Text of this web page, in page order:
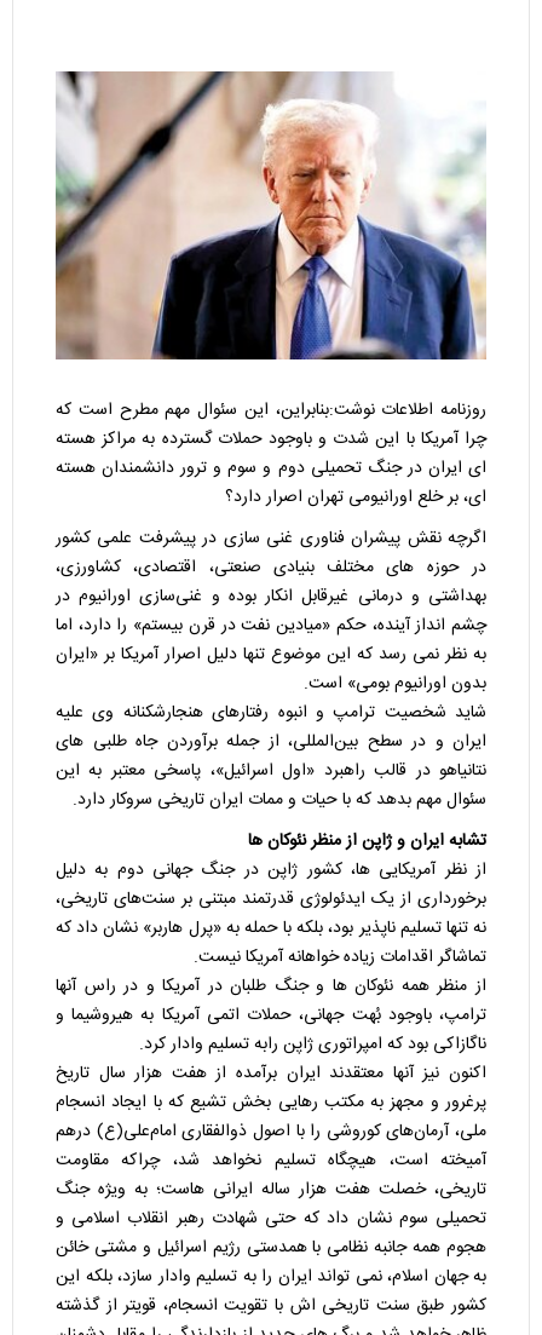
روزنامه اطلاعات نوشت:بنابراین، این سئوال مهم مطرح است که
چرا آمریکا با این شدت و باوجود حملات گسترده به مراکز هسته
ای ایران در جنگ تحمیلی دوم و سوم و ترور دانشمندان هسته
ای، بر خلع اورانیومی تهران اصرار دارد؟
اگرچه نقش پیشران فناوری غنی سازی در پیشرفت علمی کشور
در حوزه های مختلف بنیادی صنعتی، اقتصادی، کشاورزی،
بهداشتی و درمانی غیرقابل انکار بوده و غنی‌سازی اورانیوم در
چشم انداز آینده، حکم «میادین نفت در قرن بیستم» را دارد، اما
به نظر نمی رسد که این موضوع تنها دلیل اصرار آمریکا بر «ایران
بدون اورانیوم بومی» است.
شاید شخصیت ترامپ و انبوه رفتارهای هنجارشکنانه وی علیه
ایران و در سطح بین‌المللی، از جمله برآوردن جاه طلبی های
نتانیاهو در قالب راهبرد «اول اسرائیل»، پاسخی معتبر به این
سئوال مهم بدهد که با حیات و ممات ایران تاریخی سروکار دارد.
تشابه ایران و ژاپن از منظر نئوکان ها
از نظر آمریکایی ها، کشور ژاپن در جنگ جهانی دوم به دلیل
برخورداری از یک ایدئولوژی قدرتمند مبتنی بر سنت‌های تاریخی،
نه تنها تسلیم ناپذیر بود، بلکه با حمله به «پرل هاربر» نشان داد که
تماشاگر اقدامات زیاده خواهانه آمریکا نیست.
از منظر همه نئوکان ها و جنگ طلبان در آمریکا و در راس آنها
ترامپ، باوجود بُهت جهانی، حملات اتمی آمریکا به هیروشیما و
ناگازاکی بود که امپراتوری ژاپن رابه تسلیم وادار کرد.
اکنون نیز آنها معتقدند ایران برآمده از هفت هزار سال تاریخ
پرغرور و مجهز به مکتب رهایی بخش تشیع که با ایجاد انسجام
ملی، آرمان‌های کوروشی را با اصول ذوالفقاری امام‌علی(ع) درهم
آمیخته است، هیچگاه تسلیم نخواهد شد، چراکه مقاومت
تاریخی، خصلت هفت هزار ساله ایرانی هاست؛ به ویژه جنگ
تحمیلی سوم نشان داد که حتی شهادت رهبر انقلاب اسلامی و
هجوم همه جانبه نظامی با همدستی رژیم اسرائیل و مشتی خائن
به جهان اسلام، نمی تواند ایران را به تسلیم وادار سازد، بلکه این
کشور طبق سنت تاریخی اش با تقویت انسجام، قویتر از گذشته